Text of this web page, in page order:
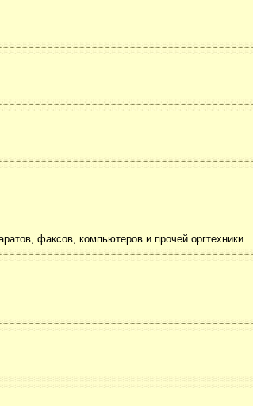
факсов, компьютеров и прочей оргтехники...